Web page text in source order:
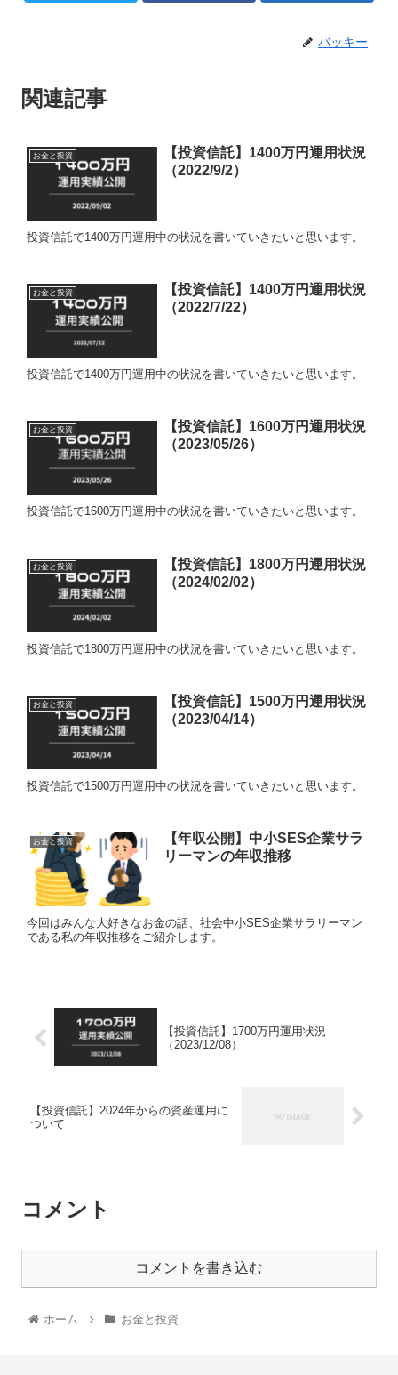
バッキー
関連記事
お金と投資
【投資信託】1400万円運用状況
（2022/9/2）
投資信託で1400万円運用中の状況を書いていきたいと思います。
お金と投資
【投資信託】1400万円運用状況
（2022/7/22）
投資信託で1400万円運用中の状況を書いていきたいと思います。
お金と投資
【投資信託】1600万円運用状況
（2023/05/26）
投資信託で1600万円運用中の状況を書いていきたいと思います。
お金と投資
【投資信託】1800万円運用状況
（2024/02/02）
投資信託で1800万円運用中の状況を書いていきたいと思います。
お金と投資
【投資信託】1500万円運用状況
（2023/04/14）
投資信託で1500万円運用中の状況を書いていきたいと思います。
お金と投資
【年収公開】中小SES企業サラ
リーマンの年収推移
今回はみんな大好きなお金の話、社会中小SES企業サラリーマン
である私の年収推移をご紹介します。
【投資信託】1700万円運用状況
（2023/12/08）
【投資信託】2024年からの資産運用に
ついて
コメント
コメントを書き込む
ホーム お金と投資